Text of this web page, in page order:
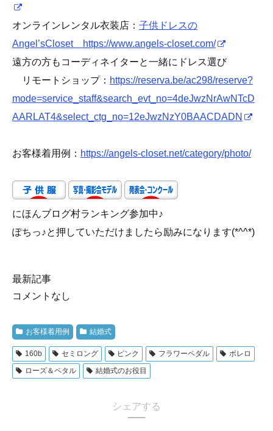
オンラインレンタル衣装店： 子供ドレスの
Angel’sCloset https://www.angels-closet.com/
遠方の方もコーディネイターと一緒にドレス選び
リモートショップ： https://reserva.be/ac298/reserve?
mode=service_staff&search_evt_no=4deJwzNrAwNTcD
AARLAT4&select_ctg_no=12eJwzNzY0BAACDADN
お客様着用例： https://angels-closet.net/category/photo/
にほんブログ村ランキング参加中♪
ぽちっ♪と押していただけましたら励みになります(*^^*)
最新記事
コメントなし
お客様着用例 結婚式
160b セミロング ピンク フラワーペダル
ボレロ
ローズ＆ペタル
結婚式のお役目
シェアする